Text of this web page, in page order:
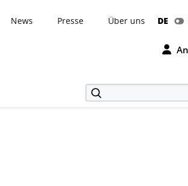
News Presse Über uns DE